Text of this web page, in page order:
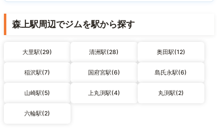
森上駅周辺でジムを駅から探す
大里駅(29) 清洲駅(28) 奥田駅(12)
稲沢駅(7) 国府宮駅(6) 島氏永駅(6)
山崎駅(5) 上丸渕駅(4) 丸渕駅(2)
六輪駅(2)